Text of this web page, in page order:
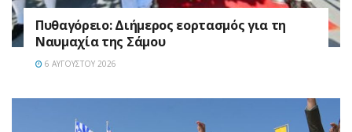
Πυθαγόρειο: Διήμερος εορτασμός για τη
Ναυμαχία της Σάμου
6 ΑΥΓΟΎΣΤΟΥ 2026